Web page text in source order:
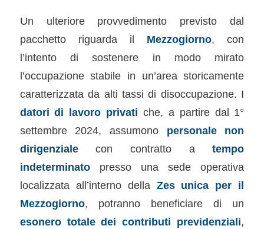
Un ulteriore provvedimento previsto dal
pacchetto riguarda il Mezzogiorno, con
l’intento di sostenere in modo mirato
l’occupazione stabile in un’area storicamente
caratterizzata da alti tassi di disoccupazione. I
datori di lavoro privati che, a partire dal 1°
settembre 2024, assumono personale non
dirigenzialecon contratto atempo
indeterminatopresso una sede operativa
localizzata all’interno della Zes unica per il
Mezzogiorno, potranno beneficiare di un
esonero totale dei contributi previdenziali,